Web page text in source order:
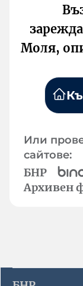
Моля,
Или
сайтове:
БНР
Архивен